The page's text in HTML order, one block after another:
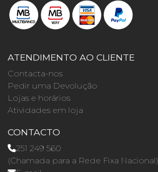
ATENDIMENTO AO CLIENTE
Contacta-nos
Pedir uma Devolução
Lojas e horários
Atividades em loja
CONTACTO
251 249 560
(Chamada para a Rede Fixa Nacional)